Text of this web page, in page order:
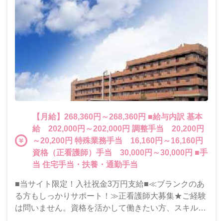
【月給】268,360円～268,360円 ■給与内訳 基本
給 202,000円～202,000円 調整手当 20,200円
～20,200円 特殊業務手当 16,160円～16,160円
資格（正看護師）手当 30,000円～30,000円 ■手
当 住宅手当・扶養・通勤手当
■当サイト限定！入社祝金3万円支給■≪ブランクのあ
る方もしっかりサポート！≫正看護師大募集★ご経験
は問いません。資格を活かして働きたい方、スキルア